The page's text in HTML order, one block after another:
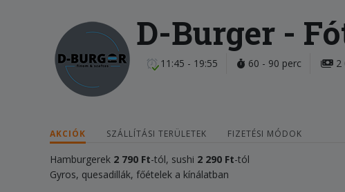
D-Burger -
11:45 - 19:55 60 - 90 perc 2
AKCIÓK SZÁLLÍTÁSI TERÜLETEK FIZETÉSI MÓDOK
Hamburgerek 2 790 Ft-tól, sushi 2 290 Ft-tól
Gyros, quesadillák, főételek a kínálatban